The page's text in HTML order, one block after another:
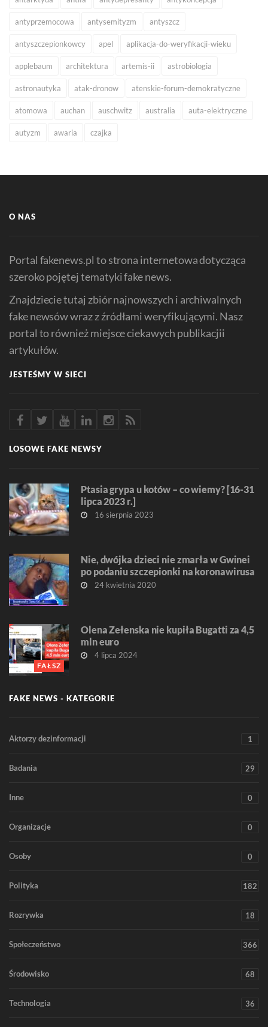
antyprzemocowa antysemityzm antyszcz
antyszczepionkowcy apel aplikacja-do-weryfikacji-wieku
applebaum architektura artemis-ii astrobiologia
astronautyka atak-dronow atenskie-forum-demokratyczne
atomowa auchan auschwitz australia auta-elektryczne
autyzm awaria czajka
O NAS
Portal fakenews.pl to strona internetowa dotycząca
szeroko pojętej tematyki fake news.
Znajdziecie tutaj zbiór najnowszych i archiwalnych
fake newsów wraz z źródłami weryfikującymi. Nasz
portal to również miejsce ciekawych publikacjii
artykułów.
JESTEŚMY W SIECI
LOSOWE FAKE NEWSY
Ptasia grypa u kotów – co wiemy? [16-31
lipca 2023 r.]
16 sierpnia 2023
Nie, dwójka dzieci nie zmarła w Gwinei
po podaniu szczepionki na koronawirusa
24 kwietnia 2020
FAŁSZ
Olena Zełenska nie kupiła Bugatti za 4,5
mln euro
4 lipca 2024
FAKE NEWS - KATEGORIE
Aktorzy dezinformacji 1
Badania 29
Inne 0
Organizacje 0
Osoby 0
Polityka 182
Rozrywka 18
Społeczeństwo 366
Środowisko 68
Technologia 36